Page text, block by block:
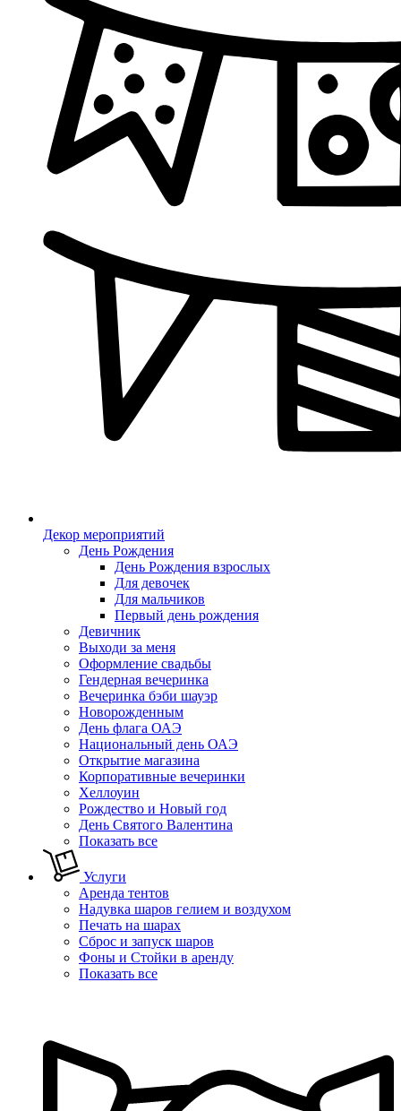
Декор мероприятий
День Рождения
День Рождения взрослых
Для девочек
Для мальчиков
Первый день рождения
Девичник
Выходи за меня
Оформление свадьбы
Гендерная вечеринка
Вечеринка бэби шауэр
Новорожденным
День флага ОАЭ
Национальный день ОАЭ
Открытие магазина
Корпоративные вечеринки
Хеллоуин
Рождество и Новый год
День Святого Валентина
Показать все
Услуги
Аренда тентов
Надувка шаров гелием и воздухом
Печать на шарах
Сброс и запуск шаров
Фоны и Стойки в аренду
Показать все